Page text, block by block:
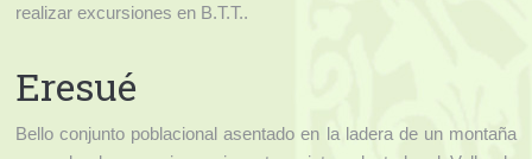
realizar excursiones en B.T.T..
Eresué
Bello conjunto poblacional asentado en la ladera de un montaña